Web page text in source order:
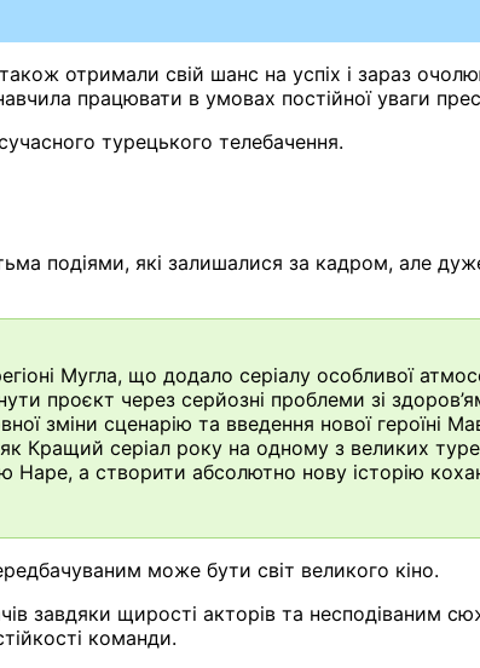
отримали свій шанс на успіх і зараз
працювати в умовах постійної уваги
турецького телебачення.
подіями, які залишалися за кадром, але
Мугла, що додало серіалу особливої
проєкт через серйозні проблеми зі
зміни сценарію та введення нової героїні
Кращий серіал року на одному з великих
Наре, а створити абсолютно нову історію
може бути світ великого кіно.
завдяки щирості акторів та несподіваним
команди.